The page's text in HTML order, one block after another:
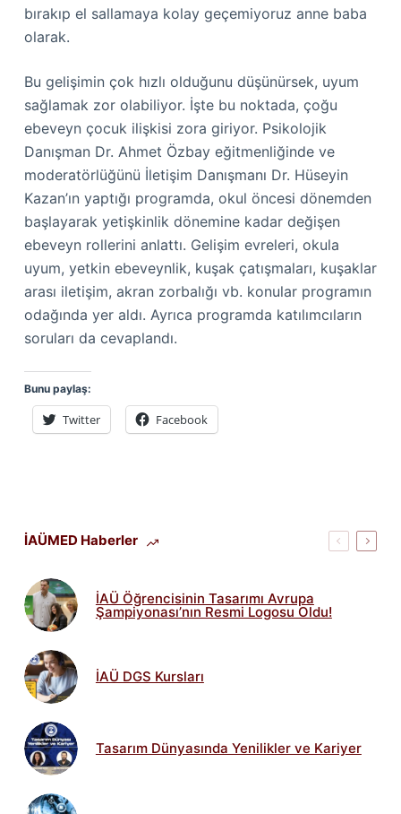
bırakıp el sallamaya kolay geçemiyoruz anne baba
olarak.
Bu gelişimin çok hızlı olduğunu düşünürsek, uyum
sağlamak zor olabiliyor. İşte bu noktada, çoğu
ebeveyn çocuk ilişkisi zora giriyor. Psikolojik
Danışman Dr. Ahmet Özbay eğitmenliğinde ve
moderatörlüğünü İletişim Danışmanı Dr. Hüseyin
Kazan’ın yaptığı programda, okul öncesi dönemden
başlayarak yetişkinlik dönemine kadar değişen
ebeveyn rollerini anlattı. Gelişim evreleri, okula
uyum, yetkin ebeveynlik, kuşak çatışmaları, kuşaklar
arası iletişim, akran zorbalığı vb. konular programın
odağında yer aldı. Ayrıca programda katılımcıların
soruları da cevaplandı.
Bunu paylaş:
Twitter Facebook
İAÜMED Haberler
İAÜ Öğrencisinin Tasarımı Avrupa
Şampiyonası’nın Resmi Logosu Oldu!
İAÜ DGS Kursları
Tasarım Dünyasında Yenilikler ve Kariyer